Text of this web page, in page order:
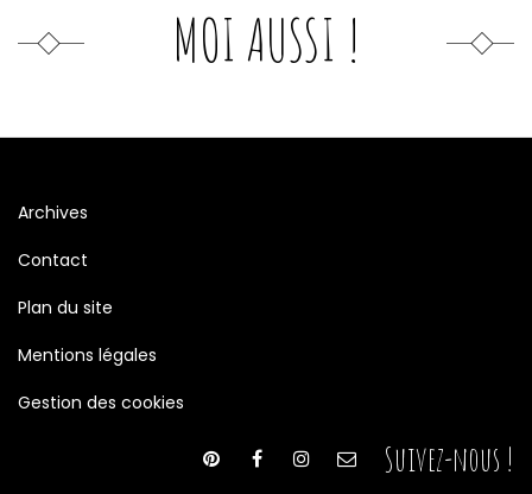
MOI AUSSI !
Archives
Contact
Plan du site
Mentions légales
Gestion des cookies
Suivez-nous !